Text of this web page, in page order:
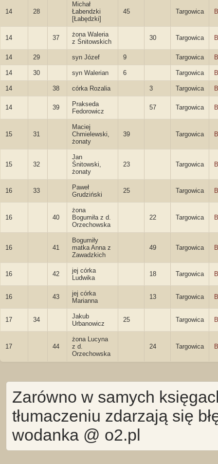
14 28
Michał
Łabendzki
[Łabędzki]
45 Targowica
14 37
żona Waleria
z Śnitowskich
30 Targowica
14 29 syn Józef 9 Targowica
14 30 syn Walerian 6 Targowica
14 38 córka Rozalia 3 Targowica
14 39
Prakseda
Fedorowicz
57 Targowica
15 31
Maciej
Chmielewski,
żonaty
39 Targowica
15 32
Jan
Śnitowski,
żonaty
23 Targowica
16 33
Paweł
Grudziński
25 Targowica
16 40
żona
Bogumiła z d.
Orzechowska
22 Targowica
16 41
Bogumiły
matka Anna z
Zawadzkich
49 Targowica
16 42
jej córka
Ludwika
18 Targowica
16 43
jej córka
Marianna
13 Targowica
17 34
Jakub
Urbanowicz
25 Targowica
17 44
żona Lucyna
z d.
Orzechowska
24 Targowica
Zarówno w samych
tłumaczeniu zdarzają się
wodanka @ o2.pl